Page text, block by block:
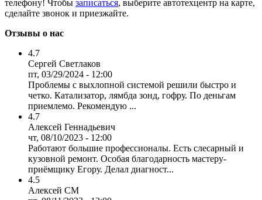
телефону! Чтобы записаться, выберите автотехцентр на карте,
сделайте звонок и приезжайте.
Отзывы о нас
4.7
Сергей Светлаков
пт, 03/29/2024 - 12:00
Проблемы с выхлопной системой решили быстро и
четко. Катализатор, лямбда зонд, гофру. По деньгам
приемлемо. Рекомендую ...
4.7
Алексей Геннадьевич
чт, 08/10/2023 - 12:00
Работают большие профессионалы. Есть слесарный и
кузовной ремонт. Особая благодарность мастеру-
приёмщику Егору. Делал диагност...
4.5
Алексей СМ